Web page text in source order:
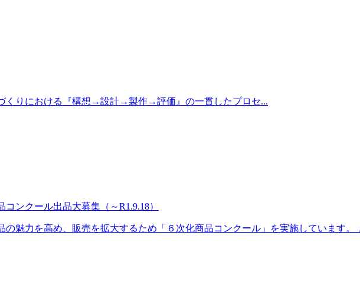
くりにおける『構想→設計→製作→評価』の一貫したプロセ...
ンクール出品大募集（～R1.9.18）
の魅力を高め、販売を拡大するため「６次化商品コンクール」を実施しています。